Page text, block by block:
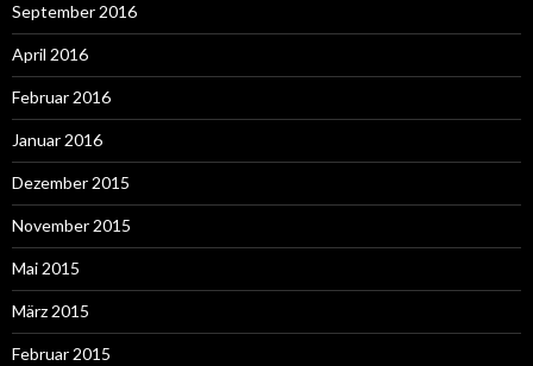
September 2016
April 2016
Februar 2016
Januar 2016
Dezember 2015
November 2015
Mai 2015
März 2015
Februar 2015